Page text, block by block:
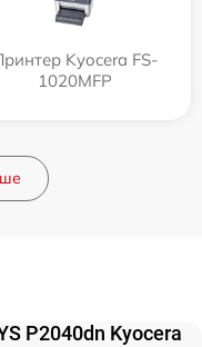
Kyocera FS-
1020MFP
P2040dn Kyocera